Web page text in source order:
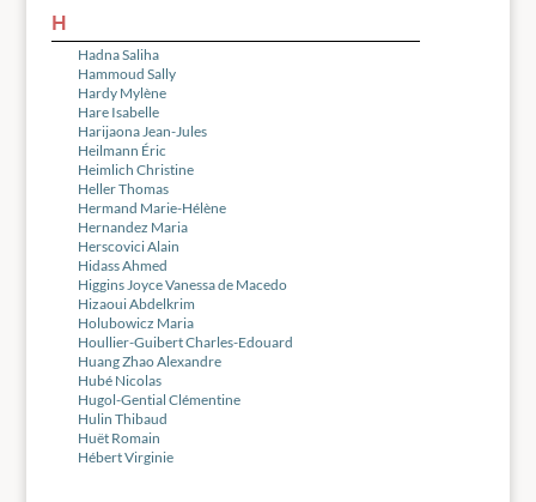
H
Hadna Saliha
Hammoud Sally
Hardy Mylène
Hare Isabelle
Harijaona Jean-Jules
Heilmann Éric
Heimlich Christine
Heller Thomas
Hermand Marie-Hélène
Hernandez Maria
Herscovici Alain
Hidass Ahmed
Higgins Joyce Vanessa de Macedo
Hizaoui Abdelkrim
Holubowicz Maria
Houllier-Guibert Charles-Edouard
Huang Zhao Alexandre
Hubé Nicolas
Hugol-Gential Clémentine
Hulin Thibaud
Huët Romain
Hébert Virginie